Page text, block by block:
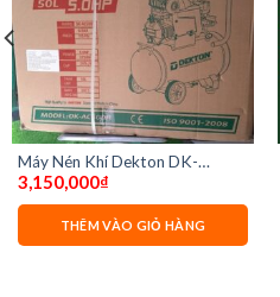
Máy Nén Khí Dekton DK-
AC50DR có dầu
3,150,000₫
THÊM VÀO GIỎ HÀNG